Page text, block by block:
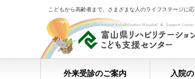
こどもから高齢者まで、さまざまな人のライフステージに
外来受診のご案内 入院